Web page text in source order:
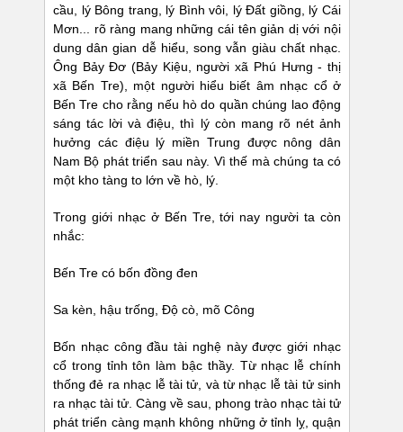
cầu, lý Bông trang, lý Bình vôi, lý Đất giồng, lý Cái
Mơn... rõ ràng mang những cái tên giản dị với nội
dung dân gian dễ hiểu, song vẫn giàu chất nhạc.
Ông Bảy Đơ (Bảy Kiệu, người xã Phú Hưng - thị
xã Bến Tre), một người hiểu biết âm nhạc cổ ở
Bến Tre cho rằng nếu hò do quần chúng lao động
sáng tác lời và điệu, thì lý còn mang rõ nét ảnh
hưởng các điệu lý miền Trung được nông dân
Nam Bộ phát triển sau này. Vì thế mà chúng ta có
một kho tàng to lớn về hò, lý.
Trong giới nhạc ở Bến Tre, tới nay người ta còn
nhắc:
Bến Tre có bốn đồng đen
Sa kèn, hậu trống, Độ cò, mõ Công
Bốn nhạc công đầu tài nghệ này được giới nhạc
cổ trong tỉnh tôn làm bậc thầy. Từ nhạc lễ chính
thống đẻ ra nhạc lễ tài tử, và từ nhạc lễ tài tử sinh
ra nhạc tài tử. Càng về sau, phong trào nhạc tài tử
phát triển càng mạnh không những ở tỉnh lỵ, quận